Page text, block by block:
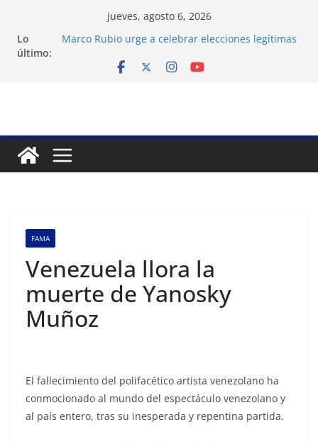
contenido
jueves, agosto 6, 2026
Lo
último:
Marco Rubio urge a celebrar elecciones legítimas
Liga FutVe: Rayo Zuliano busca redimirse en su
avalancha en Pakistán
Machado exige un cronograma electoral a la
mesa de diálogo
FAMA
Venezuela llora la
muerte de Yanosky
Muñoz
El fallecimiento del polifacético artista venezolano ha
conmocionado al mundo del espectáculo venezolano y
al país entero, tras su inesperada y repentina partida.